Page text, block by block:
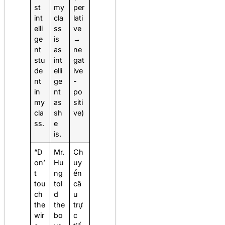
st
int
elli
ge
nt
stu
de
nt
in
my
cla
ss.
my
cla
ss
is
as
int
elli
ge
nt
as
sh
e
is.
per
lati
ve
→
ne
gat
ive
-
po
siti
ve)
“D
on’
t
tou
ch
the
wir
Mr.
Hu
ng
tol
d
the
bo
Ch
uy
ển
câ
u
trự
c